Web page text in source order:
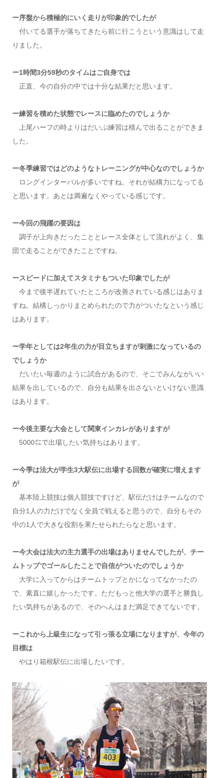
ー序盤から積極的にいく走りが印象的でしたが
付いてる選手が落ちてきたら前に行こうという意識はして走
りました。
ー1時間3分59秒のタイムはご自身では
正直、今の自分の中では十分な結果だと思います。
ー練習を積めた状態でレースに臨めたのでしょうか
上尾ハーフの時よりはだいぶ練習は積んで出ることができま
した。
ー冬季練習ではどのようなトレーニングが中心なのでしょうか
ロングインターバルが多いですね。それが結構力になってる
と思います。あとは満遍なくやっている感じです。
ー今回の飛躍の要因は
調子が上向きだったこととレース全体として流れがよく、集
団で走ることができたことですね。
ースピードに加えてスタミナもついた印象でしたが
今まで後半遅れていたところが改善されている感じはありま
すね。結構しっかりまとめられたので力がついたなという感じ
はあります。
ー学年としては2年生の力が目立ちますが刺激になっているの
でしょうか
だいたい毎週のように試合があるので、そこでみんながいい
結果を出しているので、自分も結果を出さないといけない意識
はあります。
ー今後主要な大会として関東インカレがありますが
5000㍍で出場したい気持ちはあります。
ー今季は法大が学生3大駅伝に出場する回数が確実に増えます
が
基本陸上競技は個人競技ですけど、駅伝だけはチームなので
自分1人の力だけでなく全員で戦えると思うので、自分もその
中の1人で大きな役割を果たせられたらなと思います。
ー今大会は法大の主力選手の出場はありませんでしたが、チー
ムトップでゴールしたことで自信がついたのでしょうか
大学に入ってからはチームトップとかになってなかったの
で、素直に嬉しかったです。ただもっと他大学の選手と勝負し
たい気持ちがあるので、そのへんはまだ満足できてないです。
ーこれから上級生になって引っ張る立場になりますが、今年の
目標は
やはり箱根駅伝に出場したいです。